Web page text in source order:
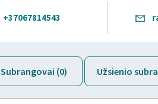
+37067814543
Subrangovai (0) Užsienio